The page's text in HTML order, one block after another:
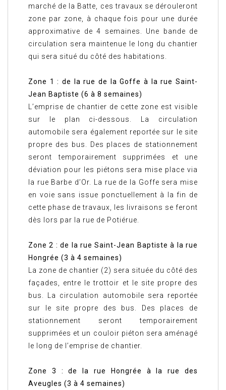
marché de la Batte, ces travaux se dérouleront
zone par zone, à chaque fois pour une durée
approximative de 4 semaines. Une bande de
circulation sera maintenue le long du chantier
qui sera situé du côté des habitations.
Zone 1 : de la rue de la Goffe à la rue Saint-
Jean Baptiste (6 à 8 semaines)
L’emprise de chantier de cette zone est visible
sur le plan ci-dessous. La circulation
automobile sera également reportée sur le site
propre des bus. Des places de stationnement
seront temporairement supprimées et une
déviation pour les piétons sera mise place via
la rue Barbe d’Or. La rue de la Goffe sera mise
en voie sans issue ponctuellement à la fin de
cette phase de travaux, les livraisons se feront
dès lors par la rue de Potiérue.
Zone 2 : de la rue Saint-Jean Baptiste à la rue
Hongrée (3 à 4 semaines)
La zone de chantier (2) sera située du côté des
façades, entre le trottoir et le site propre des
bus. La circulation automobile sera reportée
sur le site propre des bus. Des places de
stationnement seront temporairement
supprimées et un couloir piéton sera aménagé
le long de l’emprise de chantier.
Zone 3 : de la rue Hongrée à la rue des
Aveugles (3 à 4 semaines)